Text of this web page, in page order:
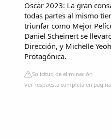
Oscar 2023: La gran
todas partes al mismo
triunfar como Mejor
Daniel Scheinert se
Dirección, y Michelle
Protagónica.
Solicitud de eliminación
Ver respuesta completa en